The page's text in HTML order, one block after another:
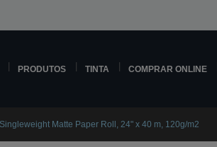
PRODUTOS TINTA COMPRAR ONLINE
Singleweight Matte Paper Roll, 24" x 40 m, 120g/m2